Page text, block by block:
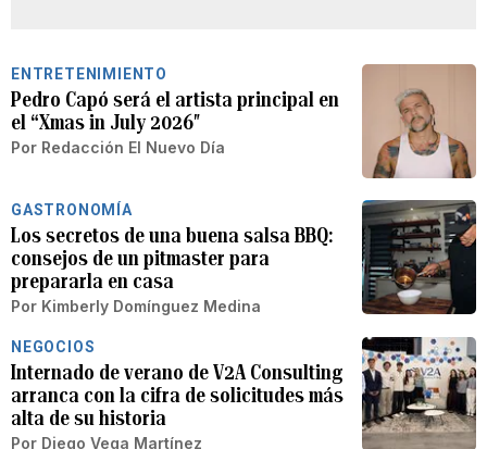
ENTRETENIMIENTO
Pedro Capó será el artista principal en
el “Xmas in July 2026″
Por Redacción El Nuevo Día
GASTRONOMÍA
Los secretos de una buena salsa BBQ:
consejos de un pitmaster para
prepararla en casa
Por Kimberly Domínguez Medina
NEGOCIOS
Internado de verano de V2A Consulting
arranca con la cifra de solicitudes más
alta de su historia
Por Diego Vega Martínez